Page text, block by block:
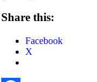
Share this:
Facebook
X